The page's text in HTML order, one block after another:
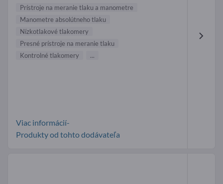
Prístroje na meranie tlaku a manometre
Manometre absolútneho tlaku
Nízkotlakové tlakomery
Presné prístroje na meranie tlaku
Kontrolné tlakomery
...
Viac informácií-
Produkty od tohto dodávateľa